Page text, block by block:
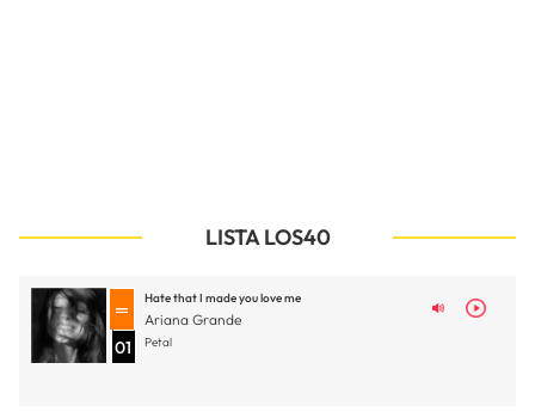
LISTA LOS40
01
Hate that I made you love me
Ariana Grande
Petal